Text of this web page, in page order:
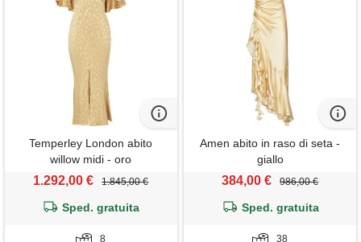
Temperley London abito
willow midi - oro
1.292,00 € 1.845,00 €
Sped. gratuita
8
Amen abito in raso di seta -
giallo
384,00 € 986,00 €
Sped. gratuita
38